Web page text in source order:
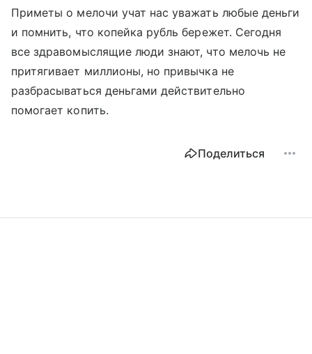
Приметы о мелочи учат нас уважать любые деньги
и помнить, что копейка рубль бережет. Сегодня
все здравомыслящие люди знают, что мелочь не
притягивает миллионы, но привычка не
разбрасываться деньгами действительно
помогает копить.
Поделиться